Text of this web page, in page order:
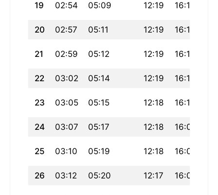
19 02:54 05:09 12:19 16:15
20 02:57 05:11 12:19 16:14
21 02:59 05:12 12:19 16:13
22 03:02 05:14 12:19 16:11
23 03:05 05:15 12:18 16:10
24 03:07 05:17 12:18 16:09
25 03:10 05:19 12:18 16:08
26 03:12 05:20 12:17 16:07